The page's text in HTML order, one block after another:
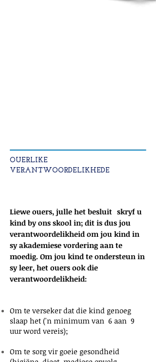
OUERLIKE
VERANTWOORDELIKHEDE
Liewe ouers, julle het besluit skryf u
kind by ons skool in; dit is dus jou
verantwoordelikheid om jou kind in
sy akademiese vordering aan te
moedig. Om jou kind te ondersteun in
sy leer, het ouers ook die
verantwoordelikheid:
Om te verseker dat die kind genoeg
slaap het ('n minimum van 6 aan 9
uur word vereis);
Om te sorg vir goeie gesondheid